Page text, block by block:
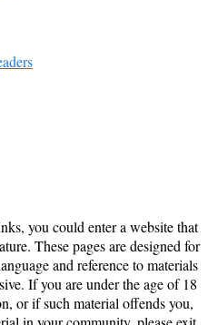
you could enter a website that
These pages are designed for
and reference to materials
If you are under the age of 18
or if such material offends you,